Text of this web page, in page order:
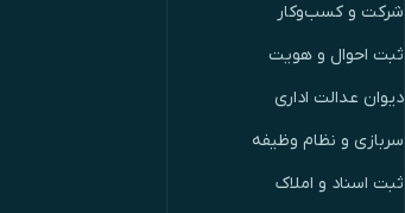
شرکت و کسب‌وکار
ثبت احوال و هویت
دیوان عدالت اداری
سربازی و نظام وظیفه
ثبت اسناد و املاک